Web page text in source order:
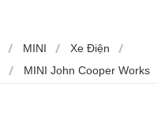
MINI
Xe Điện
MINI John Cooper Works